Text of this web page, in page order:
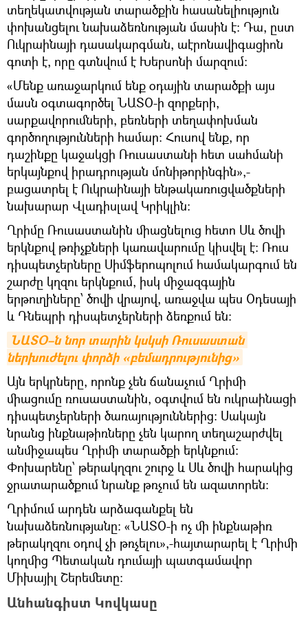
տեղեկատվության տարածքին հասանելիություն
փոխանցելու նախաձեռնության մասին է։ Դա, ըստ
Ուկրաինայի դասակարգման, աէրոնավիգացիոն
գոտի է, որը գտնվում է Խերսոնի մարզում։
«Մենք առաջարկում ենք օդային տարածքի այս
մասն օգտագործել ՆԱՏՕ-ի զորքերի,
սարքավորումների, բեռների տեղափոխման
գործողությունների համար։ Հուսով ենք, որ
դաշինքը կաջակցի Ռուսաստանի հետ սահմանի
երկայնքով իրադրության մոնիթորինգին»,-
բացատրել է Ուկրաինայի ենթակառուցվածքների
նախարար Վլադիսլավ Կրիկլին։
Ղրիմը Ռուսաստանին միացնելուց հետո Սև ծովի
երկնքով թռիչքների կառավարումը կիսվել է։ Ռուս
դիսպետչերները Սիմֆերոպոլում համակարգում են
շարժը կղզու երկնքում, իսկ միջազգային
երթուղիները՝ ծովի վրայով, առաջվա պես Օդեսայի
և Դնեպրի դիսպետչերների ձեռքում են։
ՆԱՏՕ–ն նոր տարին կսկսի Ռուսաստան
ներխուժելու փորձի «բեմադրությունից»
Այն երկրները, որոնք չեն ճանաչում Ղրիմի
միացումը ռուսաստանին, օգտվում են ուկրաինացի
դիսպետչերների ծառայություններից։ Սակայն
նրանց ինքնաթիռները չեն կարող տեղաշարժվել
անմիջապես Ղրիմի տարածքի երկնքում։
Փոխարենը՝ թերակղզու շուրջ և Սև ծովի հարակից
ջրատարածքում նրանք թռչում են ազատորեն։
Ղրիմում արդեն արձագանքել են
նախաձեռնությանը։ «ՆԱՏՕ-ի ոչ մի ինքնաթիռ
թերակղզու օդով չի թռչելու»,-հայտարարել է Ղրիմի
կողմից Պետական դումայի պատգամավոր
Միխայիլ Շերեմետը։
Անհանգիստ Կովկասը